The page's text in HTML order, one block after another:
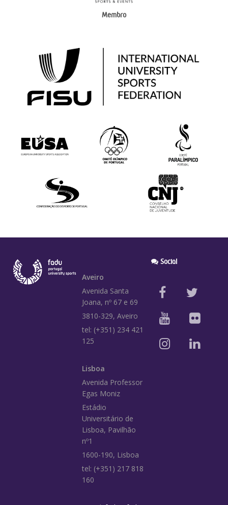
Membro
Aveiro
Avenida Santa
Joana, nº 67 e 69
3810-329, Aveiro
tel: (+351) 234 421
125
Lisboa
Avenida Professor
Egas Moniz
Estádio
Universitário de
Lisboa, Pavilhão
nº1
1600-190, Lisboa
tel: (+351) 217 818
160
Social